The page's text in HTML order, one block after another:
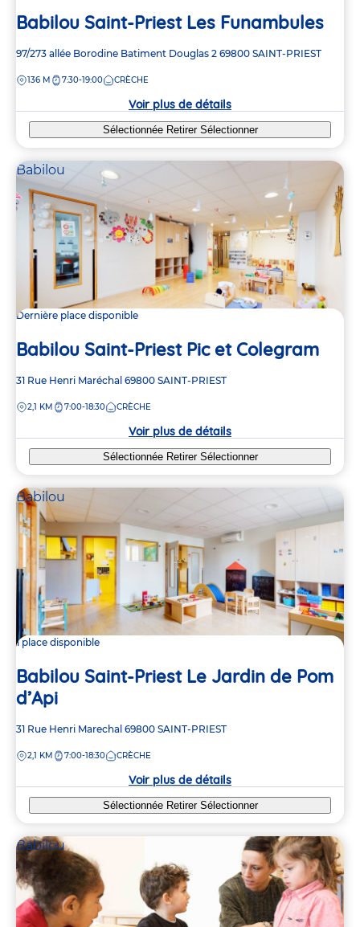
Babilou Saint-Priest Les Funambules
Adresse
la
97/273 allée Borodine Batiment Douglas 2 69800 SAINT-PRIEST
DISTANCE
136 M 7:30-19:00 CRÈCHE
Voir plus de détails
Sélectionnée Retirer Sélectionner
Babilou
Dernière place disponible
Babilou Saint-Priest Pic et Colegram
Adresse
la
31 Rue Henri Maréchal 69800 SAINT-PRIEST
DISTANCE
2,1 KM 7:00-18:30 CRÈCHE
Voir plus de détails
Sélectionnée Retirer Sélectionner
Babilou
1 place disponible
Babilou Saint-Priest Le Jardin de Pom
d’Api
Adresse
la
31 Rue Henri Marechal 69800 SAINT-PRIEST
DISTANCE
2,1 KM 7:00-18:30 CRÈCHE
Voir plus de détails
Sélectionnée Retirer Sélectionner
Babilou